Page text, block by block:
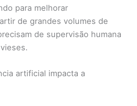
para melhorar
de grandes volumes de
de supervisão humana
artificial impacta a